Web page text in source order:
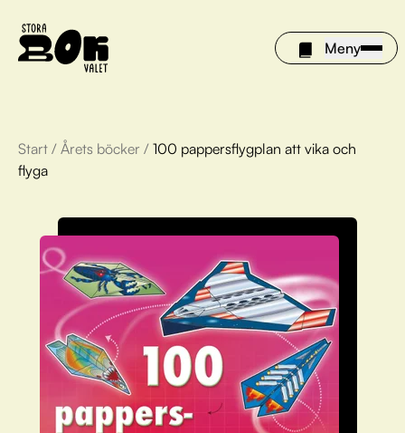
Meny
Årets böcker
Om Stora bokvalet
Olivia tipsar
Vinnare
FAQ
För bibliotek
Start / Årets böcker / 100 pappersflygplan att vika och
flyga